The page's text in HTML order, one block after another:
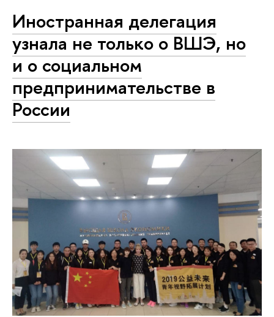
Иностранная делегация
узнала не только о ВШЭ, но
и о социальном
предпринимательстве в
России